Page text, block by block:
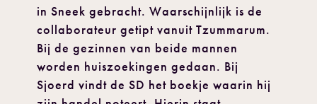
in Sneek gebracht. Waarschijnlijk is de
collaborateur getipt vanuit Tzummarum.
Bij de gezinnen van beide mannen
worden huiszoekingen gedaan. Bij
Sjoerd vindt de SD het boekje waarin hij